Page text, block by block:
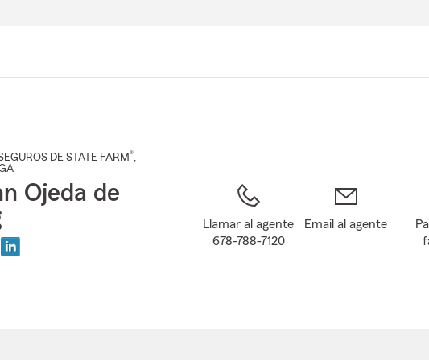
DE STATE FARM®,
Ojeda de
Llamar al agente
678-788-7120
Email al agente